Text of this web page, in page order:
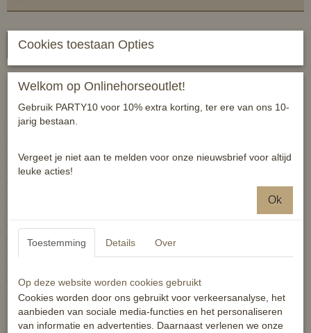
In winkelwagen
Luxe zadeldek met fraaie afwerking.
Maat pony en full
- vocht wordt snel opgenomen
- lussen met klittenbandsluiting
- lussen voor de singelstoten
- gevoerd met schuim en gewatteerd
- anatomische vorm
- koordbies
- glad, gemakkelijk te onderhouden materiaal
- onderhoudsvriendelijk
- Bovenmaterial: 100% polyester
- functievoering: 100% polyester
- voering: 100% polyester
- wasmachinebestendig tot 30 graden
- mag in de droogtrommel
Reacties
Cookies toestaan Opties
Welkom op Onlinehorseoutlet!
Gebruik PARTY10 voor 10% extra korting, ter ere van ons 10-
jarig bestaan.
Vergeet je niet aan te melden voor onze nieuwsbrief voor altijd
leuke acties!
Ok
Toestemming Details Over
Op deze website worden cookies gebruikt
Cookies worden door ons gebruikt voor verkeersanalyse, het
aanbieden van sociale media-functies en het personaliseren
van informatie en advertenties. Daarnaast verlenen we onze